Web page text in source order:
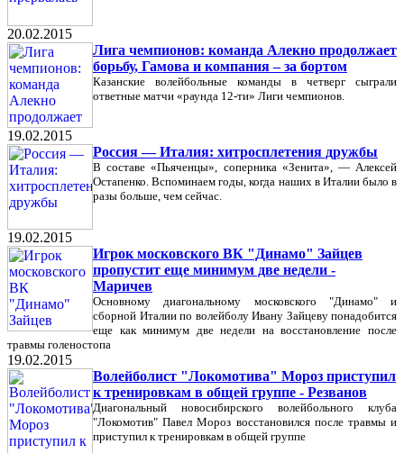
20.02.2015
Лига чемпионов: команда Алекно продолжает
борьбу, Гамова и компания – за бортом
Казанские волейбольные команды в четверг сыграли
ответные матчи «раунда 12-ти» Лиги чемпионов.
19.02.2015
Россия — Италия: хитросплетения дружбы
В составе «Пьяченцы», соперника «Зенита», — Алексей
Остапенко. Вспоминаем годы, когда наших в Италии было в
разы больше, чем сейчас.
19.02.2015
Игрок московского ВК "Динамо" Зайцев
пропустит еще минимум две недели -
Маричев
Основному диагональному московского "Динамо" и
сборной Италии по волейболу Ивану Зайцеву понадобится
еще как минимум две недели на восстановление после
травмы голеностопа
19.02.2015
Волейболист "Локомотива" Мороз приступил
к тренировкам в общей группе - Резванов
Диагональный новосибирского волейбольного клуба
"Локомотив" Павел Мороз восстановился после травмы и
приступил к тренировкам в общей группе